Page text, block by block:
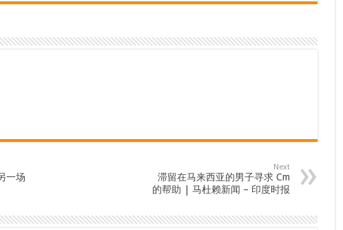
一场
Next
滞留在马来西亚的男子寻求 Cm
的帮助 | 马杜赖新闻 – 印度时报